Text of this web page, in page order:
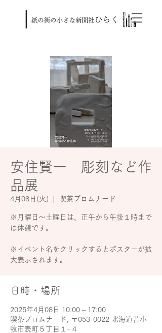
安住賢一 彫刻など作
品展
4月08日(火) 喫茶プロムナード
※月曜日～土曜日は、正午から午後１時まで
は休憩です。
※イベント名をクリックするとポスターが拡
大表示されます。
日時・場所
2025年4月08日 10:00 – 17:00
喫茶プロムナード, 〒053-0022 北海道苫小
牧市表町５丁目１−４